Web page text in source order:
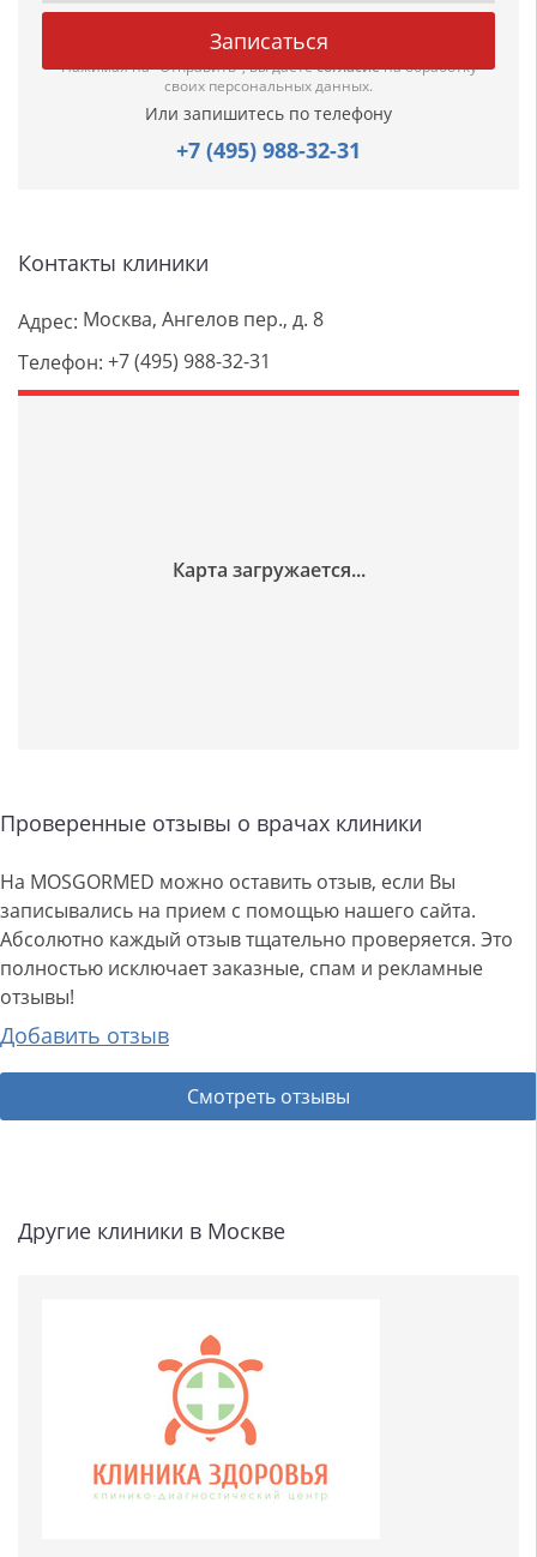
Нажимая на "Отправить", вы даетесогласиена обработку
своих персональных данных.
Или запишитесь по телефону
+7 (495) 988-32-31
Контакты клиники
Адрес: Москва, Ангелов пер., д. 8
Телефон: +7 (495) 988-32-31
Проверенные отзывы о врачах клиники
На MOSGORMED можно оставить отзыв, если Вы
записывались на прием с помощью нашего сайта.
Абсолютно каждый отзыв тщательно проверяется. Это
полностью исключает заказные, спам и рекламные
отзывы!
Добавить отзыв
Смотреть отзывы
Другие клиники в Москве